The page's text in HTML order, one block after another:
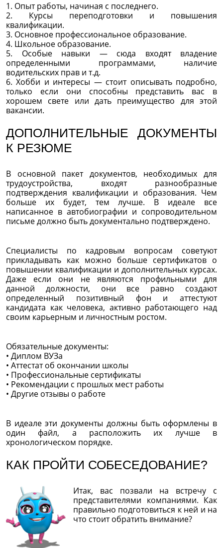
1. Опыт работы, начиная с последнего.
2. Курсы переподготовки и повышения
квалификации.
3. Основное профессиональное образование.
4. Школьное образование.
5. Особые навыки — сюда входят владение
определенными программами, наличие
водительских прав и т.д.
6. Хобби и интересы — стоит описывать подробно,
только если они способны представить вас в
хорошем свете или дать преимущество для этой
вакансии.
ДОПОЛНИТЕЛЬНЫЕ ДОКУМЕНТЫ
К РЕЗЮМЕ
В основной пакет документов, необходимых для
трудоустройства, входят разнообразные
подтверждения квалификации и образования. Чем
больше их будет, тем лучше. В идеале все
написанное в автобиографии и сопроводительном
письме должно быть документально подтверждено.
Специалисты по кадровым вопросам советуют
прикладывать как можно больше сертификатов о
повышении квалификации и дополнительных курсах.
Даже если они не являются профильными для
данной должности, они все равно создают
определенный позитивный фон и аттестуют
кандидата как человека, активно работающего над
своим карьерным и личностным ростом.
Обязательные документы:
• Диплом ВУЗа
• Аттестат об окончании школы
• Профессиональные сертификаты
• Рекомендации с прошлых мест работы
• Другие отзывы о работе
В идеале эти документы должны быть оформлены в
один файл, а расположить их лучше в
хронологическом порядке.
КАК ПРОЙТИ СОБЕСЕДОВАНИЕ?
Итак, вас позвали на встречу с
представителями компаниями. Как
правильно подготовиться к ней и на
что стоит обратить внимание?